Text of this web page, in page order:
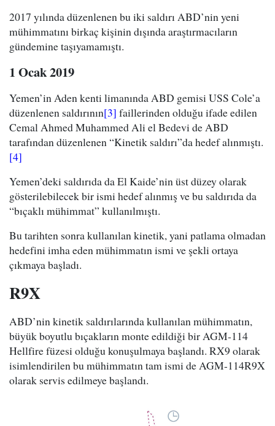
2017 yılında düzenlenen bu iki saldırı ABD’nin yeni
mühimmatını birkaç kişinin dışında araştırmacıların
gündemine taşıyamamıştı.
1 Ocak 2019
Yemen’in Aden kenti limanında ABD gemisi USS Cole’a
düzenlenen saldırının[3] faillerinden olduğu ifade edilen
Cemal Ahmed Muhammed Ali el Bedevi de ABD
tarafından düzenlenen “Kinetik saldırı”da hedef alınmıştı.
[4]
Yemen’deki saldırıda da El Kaide’nin üst düzey olarak
gösterilebilecek bir ismi hedef alınmış ve bu saldırıda da
“bıçaklı mühimmat” kullanılmıştı.
Bu tarihten sonra kullanılan kinetik, yani patlama olmadan
hedefini imha eden mühimmatın ismi ve şekli ortaya
çıkmaya başladı.
R9X
ABD’nin kinetik saldırılarında kullanılan mühimmatın,
büyük boyutlu bıçakların monte edildiği bir AGM-114
Hellfire füzesi olduğu konuşulmaya başlandı. RX9 olarak
isimlendirilen bu mühimmatın tam ismi de AGM-114R9X
olarak servis edilmeye başlandı.